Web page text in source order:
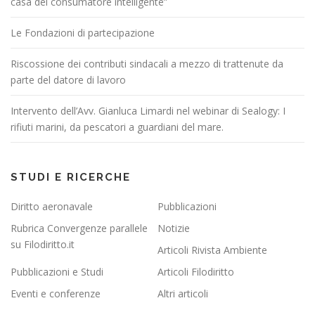
Le Fondazioni di partecipazione
Riscossione dei contributi sindacali a mezzo di trattenute da
parte del datore di lavoro
Intervento dell’Avv. Gianluca Limardi nel webinar di Sealogy: I
rifiuti marini, da pescatori a guardiani del mare.
STUDI E RICERCHE
Diritto aeronavale
Pubblicazioni
Rubrica Convergenze parallele
su Filodiritto.it
Notizie
Articoli Rivista Ambiente
Pubblicazioni e Studi
Articoli Filodiritto
Eventi e conferenze
Altri articoli